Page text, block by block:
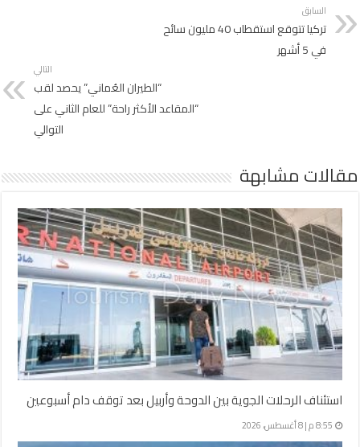
السابق
تركيا تتوقع استقطاب 40 مليون سائح
في 5 أشهر
التالي
“الطيران العُماني” يحصد لقب
“المقاعد الأكثر راحة” للعام الثاني على
التوالي
مقالات مشابهة
استئناف الرحلات الجوية بين الدوحة وأربيل بعد توقف دام أسبوعين
8:55 م | 8 أغسطس، 2026